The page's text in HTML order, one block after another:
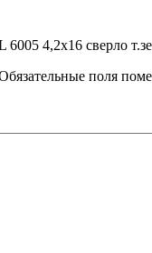
4,2х16 сверло
поля